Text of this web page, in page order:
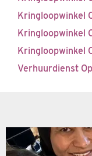
Kringloopwinkel
Kringloopwinkel
Kringloopwinkel
Verhuurdienst